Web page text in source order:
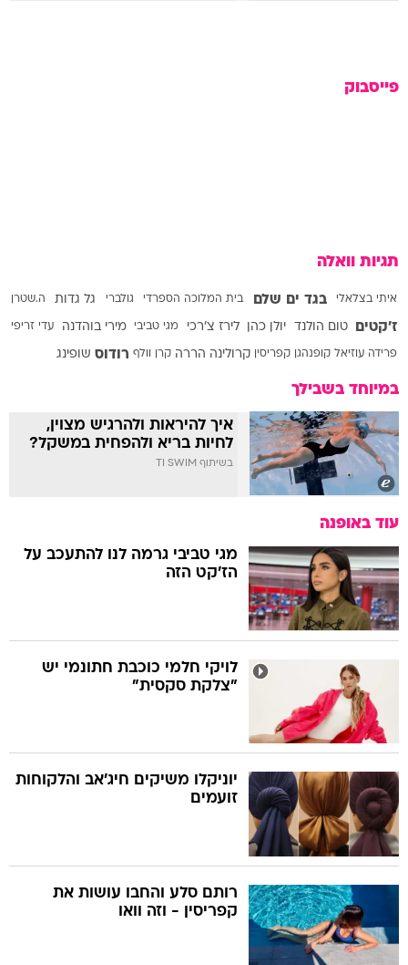
פייסבוק
תגיות וואלה
איתי בצלאלי בגד ים שלם בית המלוכה הספרדי גולברי גל גדות ה.שטרן
ז'קטים טום הולנד יולן כהן לירז צ'רכי מגי טביבי מירי בוהדנה עדי זריפי
פרידה עוזיאל קופנהגן קפריסין קרולינה הררה קרן וולף רודוס שופינג
במיוחד בשבילך
איך להיראות ולהרגיש מצוין,
לחיות בריא ולהפחית במשקל?
בשיתוף TI SWIM
עוד באופנה
מגי טביבי גרמה לנו להתעכב על
הז'קט הזה
לויקי חלמי כוכבת חתונמי יש
"צלקת סקסית"
יוניקלו משיקים חיג'אב והלקוחות
זועמים
רותם סלע והחבו עושות את
קפריסין - וזה וואו